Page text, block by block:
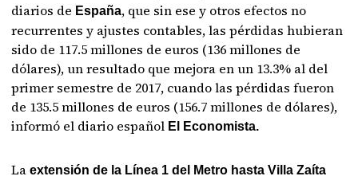
diarios de España, que sin ese y otros efectos no
recurrentes y ajustes contables, las pérdidas hubieran
sido de 117.5 millones de euros (136 millones de
dólares), un resultado que mejora en un 13.3% al del
primer semestre de 2017, cuando las pérdidas fueron
de 135.5 millones de euros (156.7 millones de dólares),
informó el diario español El Economista.
Laextensión de la Línea 1 del Metro hasta Villa Zaíta